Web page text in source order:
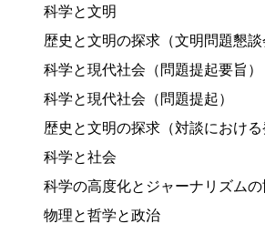
科学と文明
歴史と文明の探求（文明問題懇
科学と現代社会（問題提起要旨）
科学と現代社会（問題提起）
歴史と文明の探求（対談における
科学と社会
科学の高度化とジャーナリズムの
物理と哲学と政治